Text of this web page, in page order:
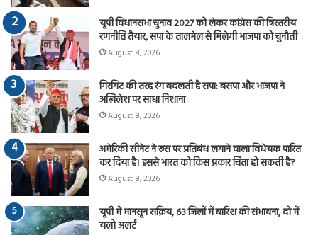
यूपी विधानसभा चुनाव 2027 को लेकर कांग्रेस की त्रिस्तरीय
रणनीति तैयार, सपा के तालमेल से मिलेगी भाजपा को चुनौती
August 8, 2026
गिरगिट की तरह रंग बदलती है सपा: बसपा और भाजपा ने
अखिलेश पर साधा निशाना
August 8, 2026
अमेरिकी सीनेट ने रूस पर प्रतिबंध लगाने वाला विधेयक पारित
कर दिया है। इससे भारत को किस प्रकार चिंता हो सकती है?
August 8, 2026
यूपी में मानसून सक्रिय, 63 जिलों में बारिश की संभावना, दो में
यलो अलर्ट